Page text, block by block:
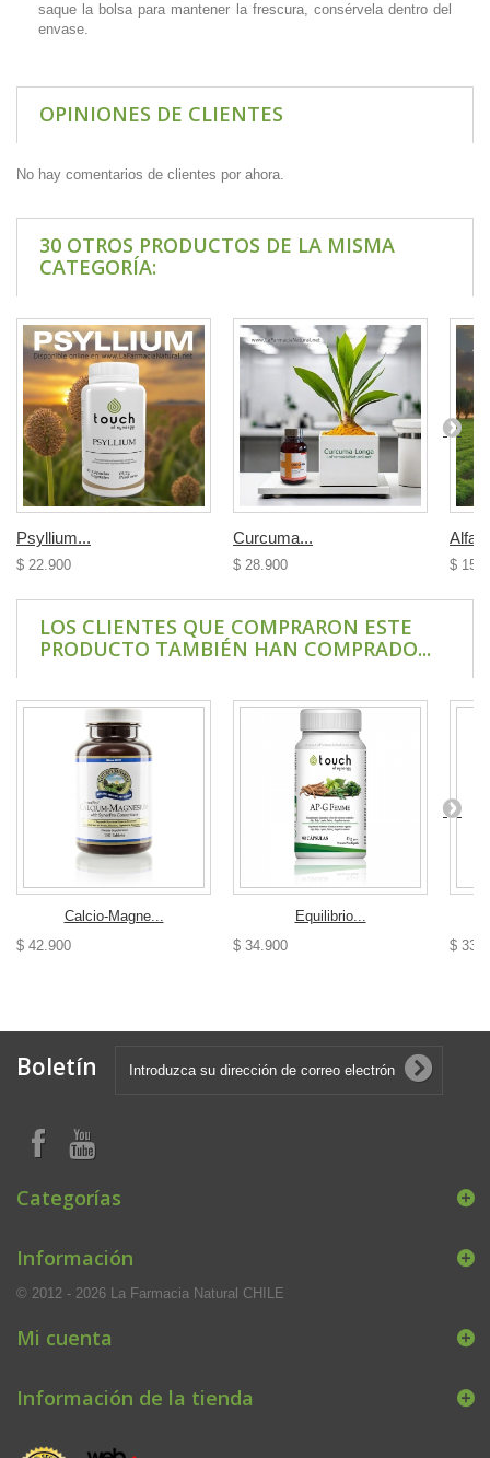
saque la bolsa para mantener la frescura, consérvela dentro del
envase.
OPINIONES DE CLIENTES
No hay comentarios de clientes por ahora.
30 OTROS PRODUCTOS DE LA MISMA
CATEGORÍA:
Psyllium...
$ 22.900
Curcuma...
$ 28.900 $
LOS CLIENTES QUE COMPRARON ESTE
PRODUCTO TAMBIÉN HAN COMPRADO...
Calcio-Magne...
$ 42.900
Equilibrio...
$ 34.900
$
Boletín
Categorías
Información
© 2012 - 2026 La Farmacia Natural CHILE
Mi cuenta
Información de la tienda